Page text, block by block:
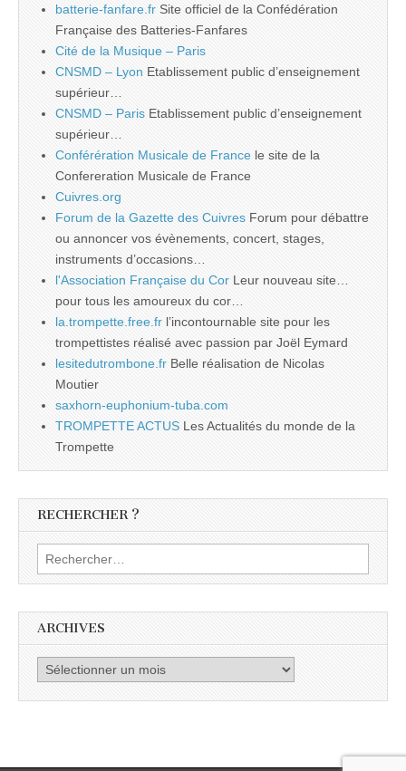
batterie-fanfare.fr Site officiel de la Confédération
Française des Batteries-Fanfares
Cité de la Musique – Paris
CNSMD – Lyon Etablissement public d’enseignement
supérieur…
CNSMD – Paris Etablissement public d’enseignement
supérieur…
Conférération Musicale de France le site de la
Confereration Musicale de France
Cuivres.org
Forum de la Gazette des Cuivres Forum pour débattre
ou annoncer vos évènements, concert, stages,
instruments d’occasions…
l'Association Française du Cor Leur nouveau site…
pour tous les amoureux du cor…
la.trompette.free.fr l’incontournable site pour les
trompettistes réalisé avec passion par Joël Eymard
lesitedutrombone.fr Belle réalisation de Nicolas
Moutier
saxhorn-euphonium-tuba.com
TROMPETTE ACTUS Les Actualités du monde de la
Trompette
RECHERCHER ?
Rechercher :
ARCHIVES
Archives